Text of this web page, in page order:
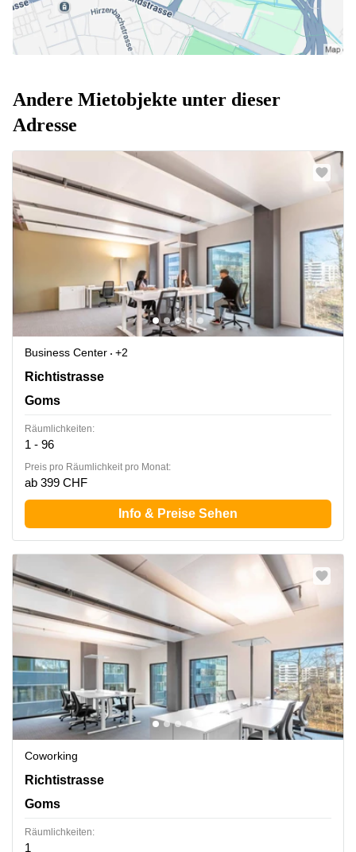
Andere Mietobjekte unter dieser
Adresse
Business Center
+2
Richtistrasse 2, Goms
Richtistrasse
Goms
Räumlichkeiten:
1 - 96
Preis pro Räumlichkeit pro Monat:
ab 399 CHF
Info & Preise Sehen
Coworking
Richtistrasse 2, Goms
Richtistrasse
Goms
Räumlichkeiten:
1